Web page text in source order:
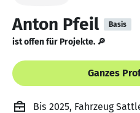
Anton Pfeil Basis
ist offen für Projekte. 🔎
Ganzes
Bis 2025, Fahrzeug